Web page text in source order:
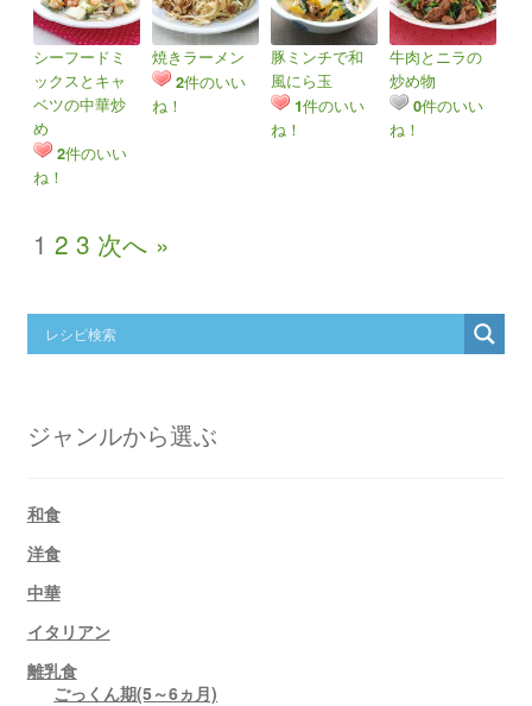
シーフードミ
ックスとキャ
ベツの中華炒
め
2件のいい
ね！
焼きラーメン
2件のいい
ね！
豚ミンチで和
風にら玉
1件のいい
ね！
牛肉とニラの
炒め物
0件のいい
ね！
1 2 3 次へ »
ジャンルから選ぶ
和食
洋食
中華
イタリアン
離乳食
ごっくん期(5～6ヵ月)